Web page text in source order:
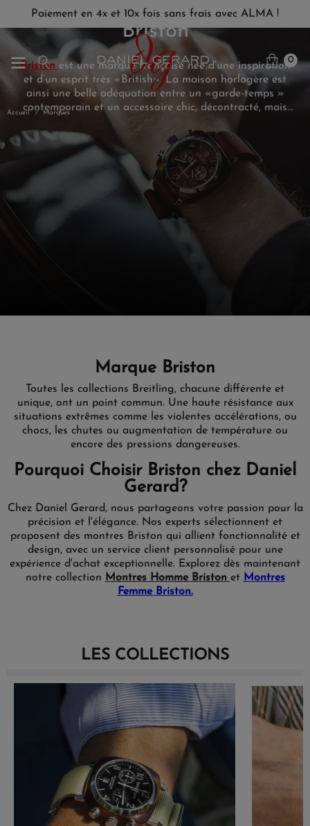
Paiement en 4x et 10x fois sans frais avec ALMA !
0
Accueil Marques
Briston
Briston est une marque française née d’une inspiration
et d’un esprit très «British». La maison horlogère est
ainsi une belle adéquation entre un «garde-temps »
contemporain et un accessoire chic, décontracté, mais
résolument et volontairement accessible.
Marque Briston
Toutes les collections Breitling, chacune différente et
unique, ont un point commun. Une haute résistance aux
situations extrêmes comme les violentes accélérations, ou
chocs, les chutes ou augmentation de température ou
encore des pressions dangereuses.
Pourquoi Choisir Briston chez Daniel
Gerard?
Chez Daniel Gerard, nous partageons votre passion pour la
précision et l'élégance. Nos experts sélectionnent et
proposent des montres Briston qui allient fonctionnalité et
design, avec un service client personnalisé pour une
expérience d'achat exceptionnelle. Explorez dès maintenant
notre collection Montres Homme Briston et Montres
Femme Briston.
LES COLLECTIONS